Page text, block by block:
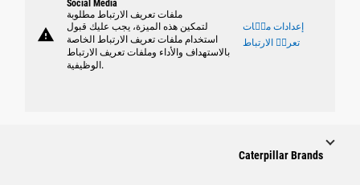
warning
Social Media
ملفات تعريف الارتباط مطلوبة
لتمكين هذه الميزة، يجب عليك قبول
استخدام ملفات تعريف الارتباط الخاصة
بالاستهداف والأداء وملفات تعريف الارتباط
الوظيفية.
إعدادات ملٝات
تعريٝ الارتباط
Caterpillar Brands